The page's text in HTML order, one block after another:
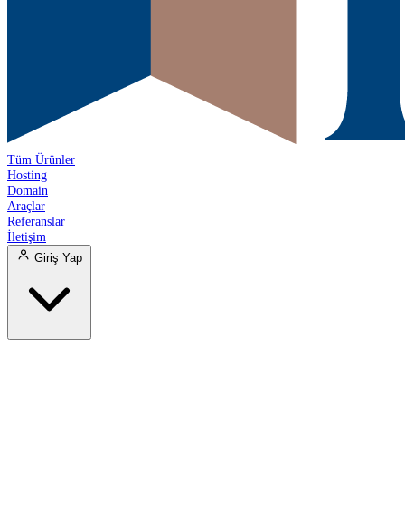
Tüm Ürünler
Hosting
Domain
Araçlar
Referanslar
İletişim
Giriş Yap